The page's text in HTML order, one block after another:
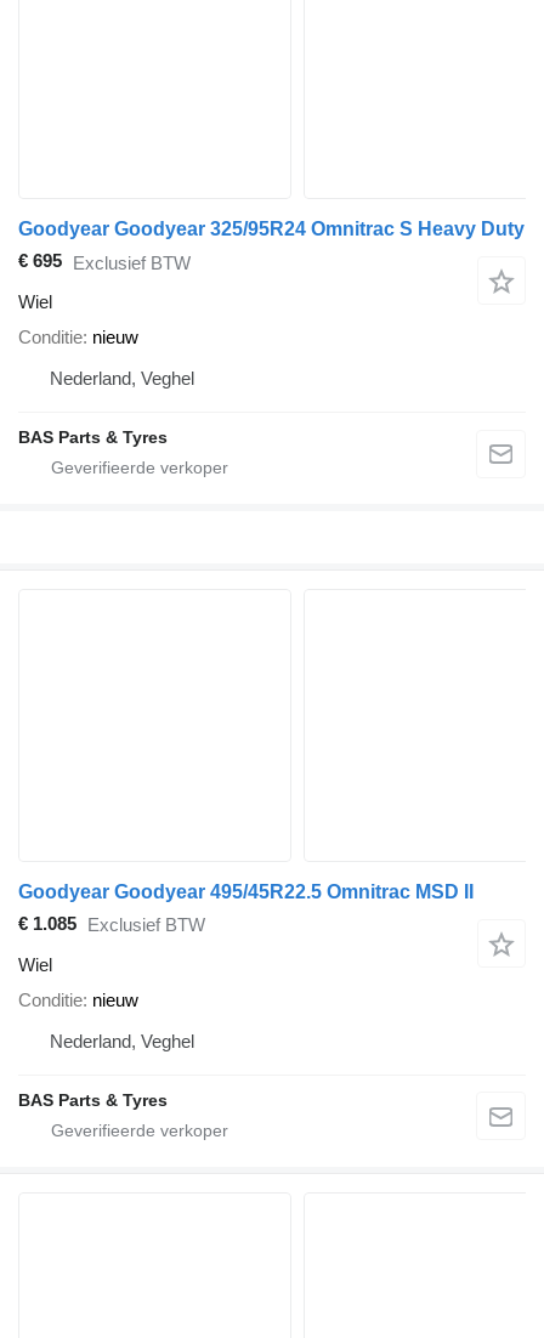
Goodyear Goodyear 325/95R24 Omnitrac S Heavy Duty
€ 695 Exclusief BTW
Wiel
Conditie nieuw
Nederland, Veghel
BAS Parts & Tyres
Goodyear Goodyear 495/45R22.5 Omnitrac MSD II
€ 1.085 Exclusief BTW
Wiel
Conditie nieuw
Nederland, Veghel
BAS Parts & Tyres